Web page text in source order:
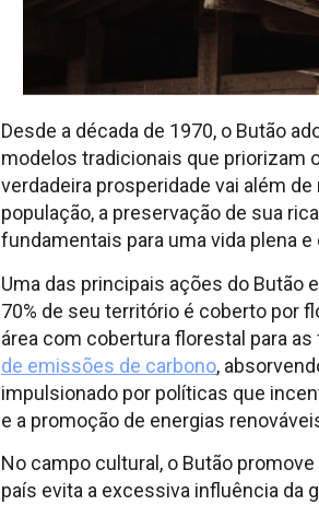
Desde a década de 1970, o Butão
modelos tradicionais que priorizam
verdadeira prosperidade vai além
população, a preservação de sua
fundamentais para uma vida plena e
Uma das principais ações do Butão
70% de seu território é coberto por
área com cobertura florestal para
de emissões de carbono,
impulsionado por políticas que
e a promoção de energias
No campo cultural, o Butão
país evita a excessiva influência da